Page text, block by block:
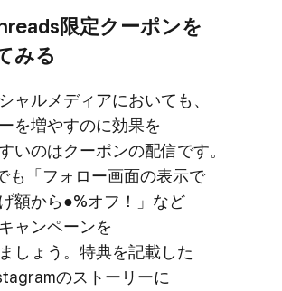
限定クーポンを​
みる
ャルメディアに​おいても、​
を​増やすのに​効果を​
いのは​クーポンの​配信です。​
も​「フォロー画面の​表示で​
額から​●%オフ！」など​
ャンペーンを​
しょう。​特典を​記載した​
の​ストーリーに​